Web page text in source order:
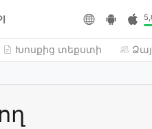
Խոսքից տեքստի